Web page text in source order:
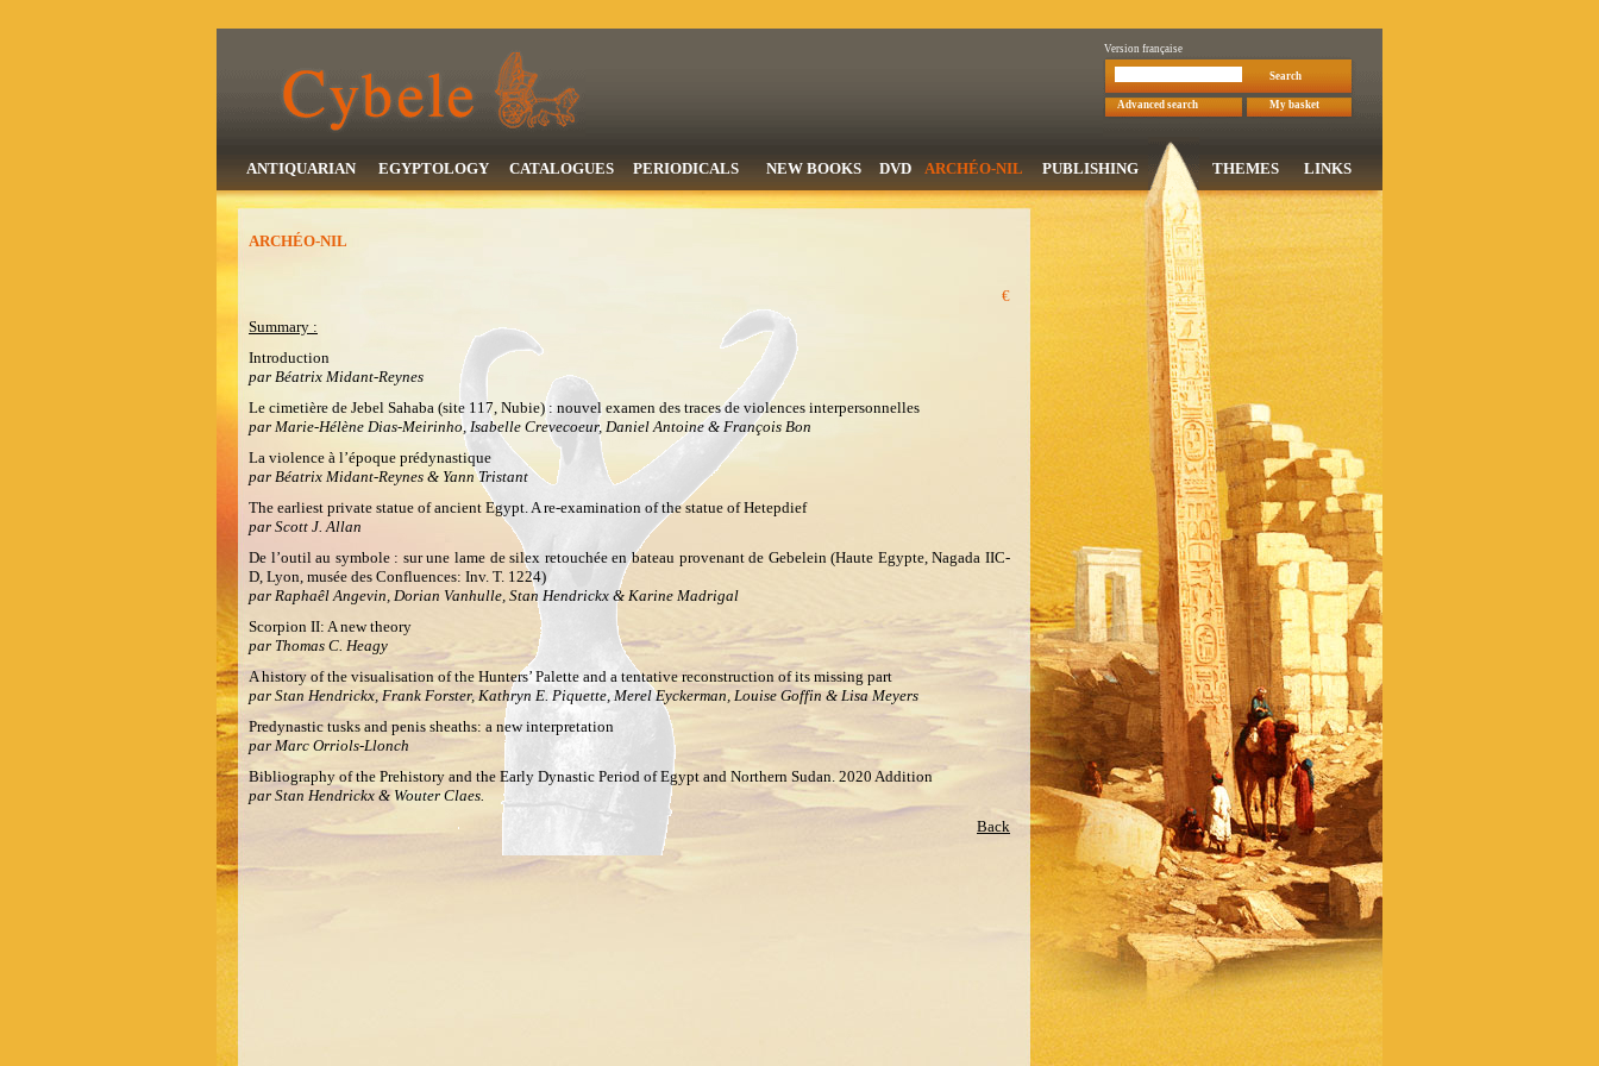
Version française
Search
Advanced search My basket
ANTIQUARIAN EGYPTOLOGY CATALOGUES PERIODICALS NEW BOOKS DVD ARCHÉO-NIL PUBLISHING THEMES LINKS
ARCHÉO-NIL
€
Summary :
Introduction
par Béatrix Midant-Reynes
Le cimetière de Jebel Sahaba (site 117, Nubie) : nouvel examen des traces de violences interpersonnelles
par Marie-Hélène Dias-Meirinho, Isabelle Crevecoeur, Daniel Antoine & François Bon
La violence à l’époque prédynastique
par Béatrix Midant-Reynes & Yann Tristant
The earliest private statue of ancient Egypt. A re-examination of the statue of Hetepdief
par Scott J. Allan
De l’outil au symbole : sur une lame de silex retouchée en bateau provenant de Gebelein (Haute Egypte, Nagada IIC-
D, Lyon, musée des Confluences: Inv. T. 1224)
par Raphaêl Angevin, Dorian Vanhulle, Stan Hendrickx & Karine Madrigal
Scorpion II: A new theory
par Thomas C. Heagy
A history of the visualisation of the Hunters’ Palette and a tentative reconstruction of its missing part
par Stan Hendrickx, Frank Forster, Kathryn E. Piquette, Merel Eyckerman, Louise Goffin & Lisa Meyers
Predynastic tusks and penis sheaths: a new interpretation
par Marc Orriols-Llonch
Bibliography of the Prehistory and the Early Dynastic Period of Egypt and Northern Sudan. 2020 Addition
par Stan Hendrickx & Wouter Claes.
Back